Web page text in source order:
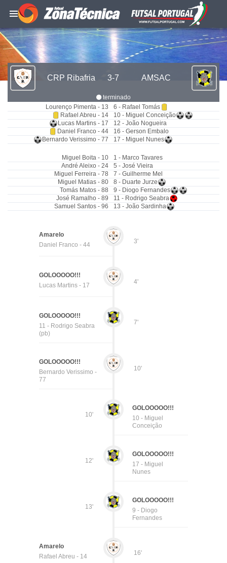
CRP Ribafria 3-7 AMSAC
terminado
Lourenço Pimenta - 13
Rafael Abreu - 14
Lucas Martins - 17
Daniel Franco - 44
Bernardo Verissimo - 77
6 - Rafael Tomás
10 - Miguel Conceição
12 - João Nogueira
16 - Gerson Embalo
17 - Miguel Nunes
Miguel Boita - 10
André Aleixo - 24
Miguel Ferreira - 78
Miguel Matias - 80
Tomás Matos - 88
José Ramalho - 89
Samuel Santos - 96
1 - Marco Tavares
5 - José Vieira
7 - Guilherme Mel
8 - Duarte Jurze
9 - Diogo Fernandes
11 - Rodrigo Seabra
13 - João Sardinha
3'
Amarelo
Daniel Franco - 44
4'
GOLOOOOO!!!
Lucas Martins - 17
7'
GOLOOOOO!!!
11 - Rodrigo Seabra
(pb)
10'
GOLOOOOO!!!
Bernardo Verissimo -
77
10'
GOLOOOOO!!!
10 - Miguel
Conceição
12'
GOLOOOOO!!!
17 - Miguel
Nunes
13'
GOLOOOOO!!!
9 - Diogo
Fernandes
16'
Amarelo
Rafael Abreu - 14